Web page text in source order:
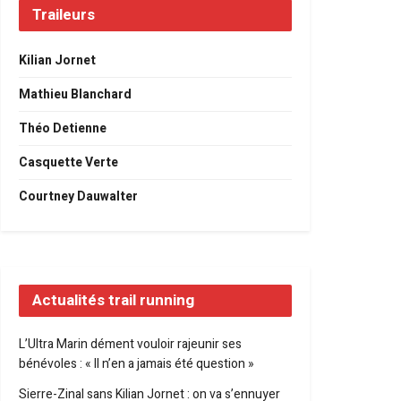
Traileurs
Kilian Jornet
Mathieu Blanchard
Théo Detienne
Casquette Verte
Courtney Dauwalter
Actualités trail running
L’Ultra Marin dément vouloir rajeunir ses
bénévoles : « Il n’en a jamais été question »
Sierre-Zinal sans Kilian Jornet : on va s’ennuyer